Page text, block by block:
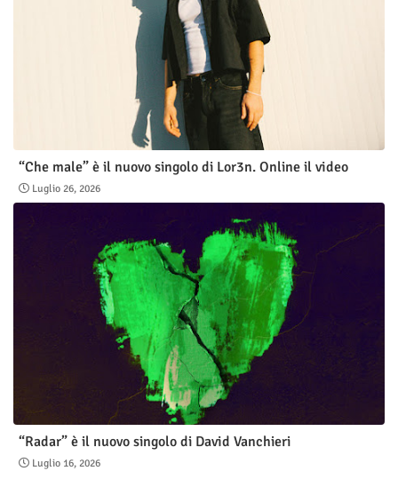
“Che male” è il nuovo singolo di Lor3n. Online il video
Luglio 26, 2026
“Radar” è il nuovo singolo di David Vanchieri
Luglio 16, 2026